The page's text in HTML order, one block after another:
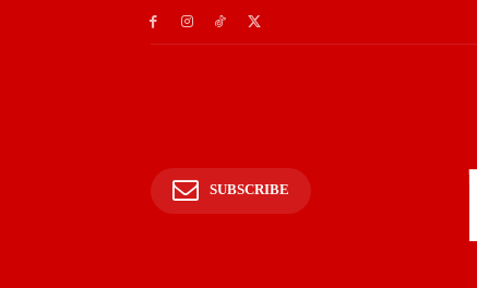
SUBSCRIBE